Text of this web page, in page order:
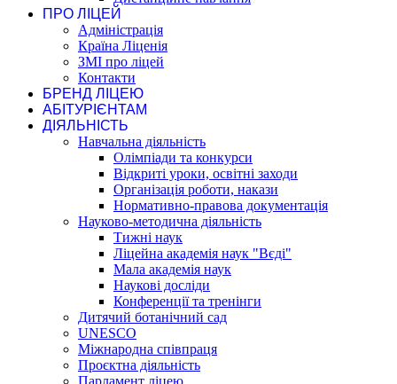
ПРО ЛІЦЕЙ
Адміністрація
Країна Ліценія
ЗМІ про ліцей
Контакти
БРЕНД ЛІЦЕЮ
АБІТУРІЄНТАМ
ДІЯЛЬНІСТЬ
Навчальна діяльність
Олімпіади та конкурси
Відкриті уроки, освітні заходи
Організація роботи, накази
Нормативно-правова документація
Науково-методична діяльність
Тижні наук
Ліцейна академія наук "Вєді"
Мала академія наук
Наукові досліди
Конференції та тренінги
Дитячий ботанічний сад
UNESCO
Міжнародна співпраця
Проєктна діяльність
Парламент ліцею